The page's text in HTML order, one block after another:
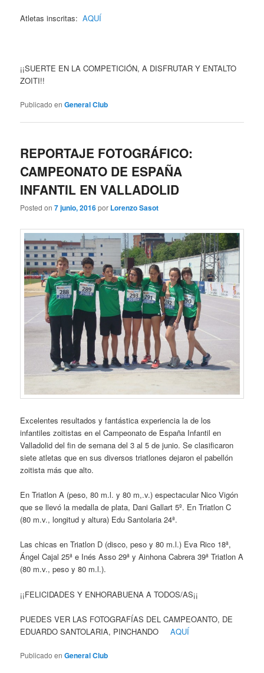
Atletas inscritas:AQUÍ
¡¡SUERTE EN LA COMPETICIÓN, A DISFRUTAR Y ENTALTO
ZOITI!!
Publicado en General Club
REPORTAJE FOTOGRÁFICO:
CAMPEONATO DE ESPAÑA
INFANTIL EN VALLADOLID
Posted on7 junio, 2016por Lorenzo Sasot
Excelentes resultados y fantástica experiencia la de los
infantiles zoitistas en el Campeonato de España Infantil en
Valladolid del fin de semana del 3 al 5 de junio. Se clasificaron
siete atletas que en sus diversos triatlones dejaron el pabellón
zoitista más que alto.
En Triatlon A (peso, 80 m.l. y 80 m,.v.) espectacular Nico Vigón
que se llevó la medalla de plata, Dani Gallart 5º. En Triatlon C
(80 m.v., longitud y altura) Edu Santolaria 24ª.
Las chicas en Triatlon D (disco, peso y 80 m.l.) Eva Rico 18ª,
Ángel Cajal 25ª e Inés Asso 29ª y Ainhona Cabrera 39ª Triatlon A
(80 m.v., peso y 80 m.l.).
¡¡FELICIDADES Y ENHORABUENA A TODOS/AS¡¡
PUEDES VER LAS FOTOGRAFÍAS DEL CAMPEOANTO, DE
EDUARDO SANTOLARIA, PINCHANDOAQUÍ
Publicado en General Club